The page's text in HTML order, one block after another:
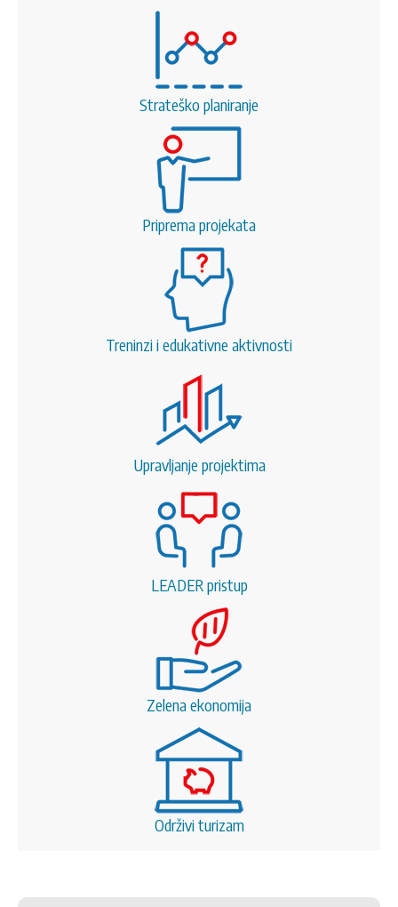
Strateško planiranje
Priprema projekata
Treninzi i edukativne aktivnosti
Upravljanje projektima
LEADER pristup
Zelena ekonomija
Održivi turizam